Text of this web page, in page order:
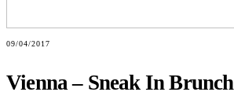
09/04/2017
Vienna – Sneak In Brunch